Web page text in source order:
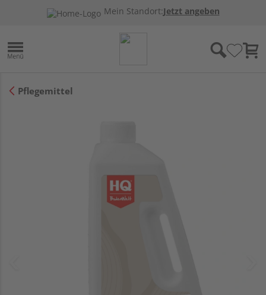
Mein Standort:Jetzt angeben
Pflegemittel